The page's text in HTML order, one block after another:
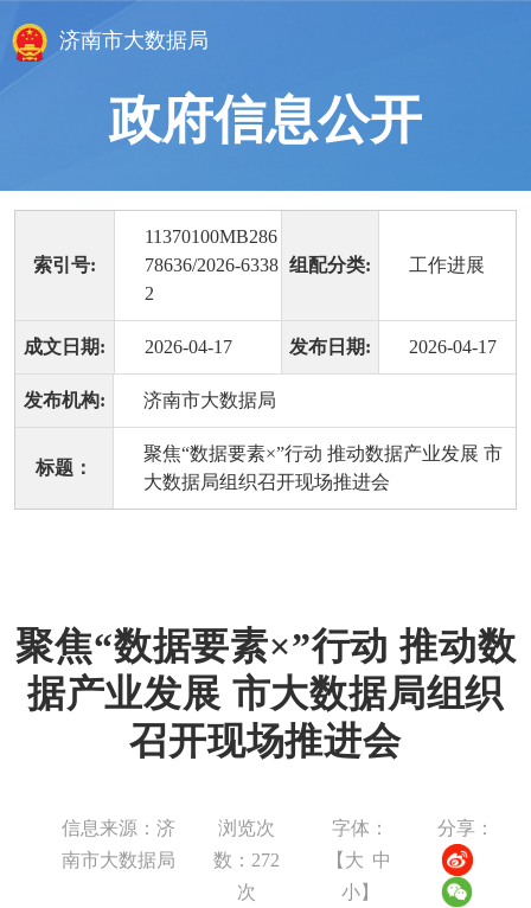
济南市大数据局
政府信息公开
索引号:
11370100MB286
78636/2026-6338
2
组配分类: 工作进展
成文日期: 2026-04-17 发布日期: 2026-04-17
发布机构: 济南市大数据局
标题：
聚焦“数据要素×”行动 推动数据产业发展 市
大数据局组织召开现场推进会
聚焦“数据要素×”行动 推动数
据产业发展 市大数据局组织
召开现场推进会
信息来源：济
南市大数据局
浏览次
数： 272
次
字体：
【 大 中
小】
分享：